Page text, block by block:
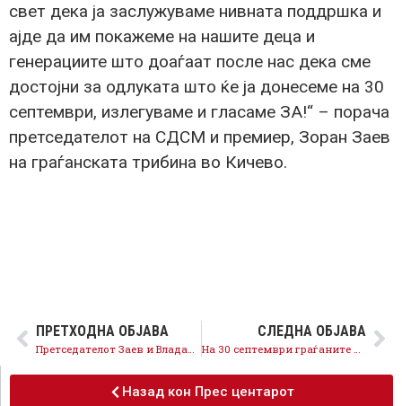
свет дека ја заслужуваме нивната поддршка и
ајде да им покажеме на нашите деца и
генерациите што доаѓаат после нас дека сме
достојни за одлуката што ќе ја донесеме на 30
септември, излегуваме и гласаме ЗА!“ – порача
претседателот на СДСМ и премиер, Зоран Заев
на граѓанската трибина во Кичево.
ПРЕТХОДНА ОБЈАВА СЛЕДНА ОБЈАВА
Назад кон Прес центарот